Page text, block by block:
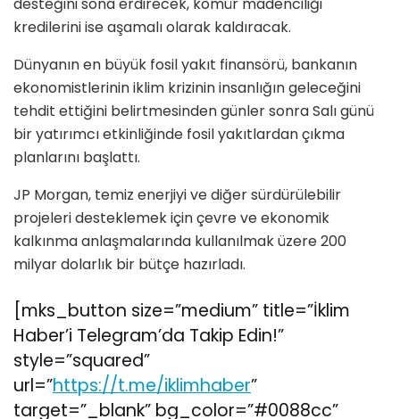
kredilerini ise aşamalı olarak kaldıracak.
Dünyanın en büyük fosil yakıt finansörü, bankanın
ekonomistlerinin iklim krizinin insanlığın geleceğini
tehdit ettiğini belirtmesinden günler sonra Salı günü
bir yatırımcı etkinliğinde fosil yakıtlardan çıkma
planlarını başlattı.
JP Morgan, temiz enerjiyi ve diğer sürdürülebilir
projeleri desteklemek için çevre ve ekonomik
kalkınma anlaşmalarında kullanılmak üzere 200
milyar dolarlık bir bütçe hazırladı.
[mks_button size=”medium” title=”İklim
Haber’i Telegram’da Takip Edin!”
style=”squared”
url=”https://t.me/iklimhaber”
target=”_blank” bg_color=”#0088cc”